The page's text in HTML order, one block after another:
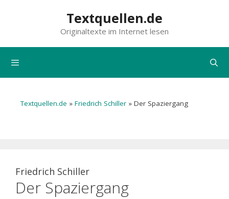
Textquellen.de
Originaltexte im Internet lesen
Textquellen.de » Friedrich Schiller » Der Spaziergang
Friedrich Schiller
Der Spaziergang